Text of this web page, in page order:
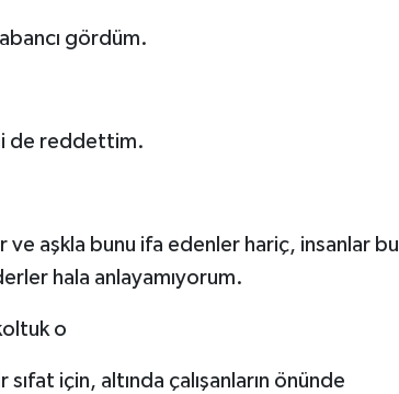
gördüm.
de reddettim.
aşkla bunu ifa edenler hariç, insanlar bu
hala anlayamıyorum.
o
için, altında çalışanların önünde